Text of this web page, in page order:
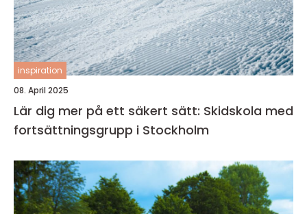
inspiration
08. April 2025
Lär dig mer på ett säkert sätt: Skidskola med
fortsättningsgrupp i Stockholm